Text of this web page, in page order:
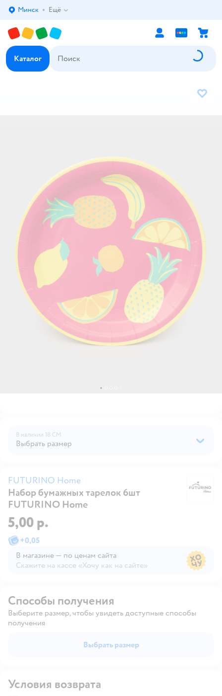
Выбор адреса доставки.
Минск Ещё
Каталог
В
В наличии 18 СМ
Выбрать размер
FUTURINO Home
Набор бумажных тарелок 6шт
FUTURINO Home
5,00 р.
+0,05
В магазине — по ценам сайта
Скажите на кассе «Хочу как на сайте»
Способы получения
Выберите размер, чтобы увидеть доступные способы
получения
Выбрать размер
Условия возврата